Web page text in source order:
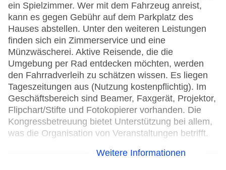
ein Spielzimmer. Wer mit dem Fahrzeug anreist,
kann es gegen Gebühr auf dem Parkplatz des
Hauses abstellen. Unter den weiteren Leistungen
finden sich ein Zimmerservice und eine
Münzwäscherei. Aktive Reisende, die die
Umgebung per Rad entdecken möchten, werden
den Fahrradverleih zu schätzen wissen. Es liegen
Tageszeitungen aus (Nutzung kostenpflichtig). Im
Geschäftsbereich sind Beamer, Faxgerät, Projektor,
Flipchart/Stifte und Fotokopierer vorhanden. Die
Kongressbetreuung bietet Unterstützung bei allem,
was die Organisation von Veranstaltungen betrifft.
Weitere Informationen